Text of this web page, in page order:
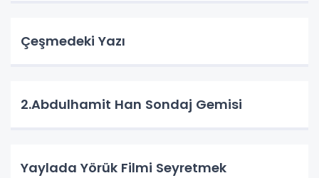
Çeşmedeki Yazı
2.Abdulhamit Han Sondaj Gemisi
Yaylada Yörük Filmi Seyretmek